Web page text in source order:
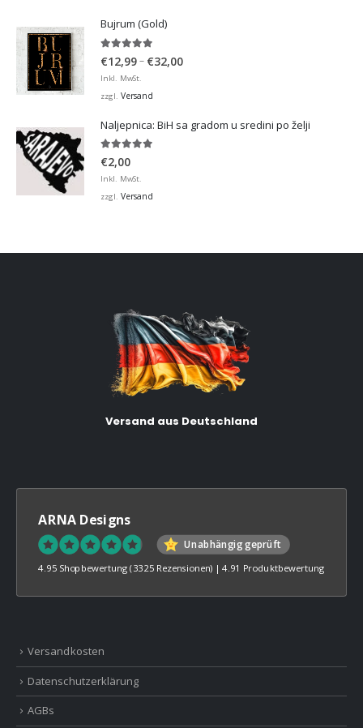
Bujrum (Gold)
€12,99– €32,00Preisspanne:
Inkl. MwSt.
zzgl. Versand
Naljepnica: BiH sa gradom u sredini po želji
5.00von 5
€2,00
Inkl. MwSt.
zzgl. Versand
Versand aus Deutschland
ARNA Designs
Unabhängig geprüft
4.95 Shopbewertung (3325 Rezensionen) |4.91 Produktbewertung
Versandkosten
Datenschutzerklärung
AGBs